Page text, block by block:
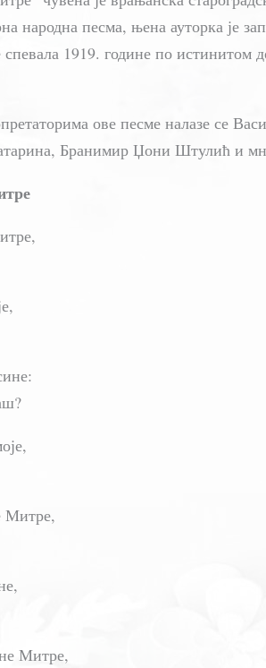
народна песма, њена ауторка је
1919. године по истинитом
ове песме налазе се
Бранимир Џони Штулић и
Митре,
Митре,